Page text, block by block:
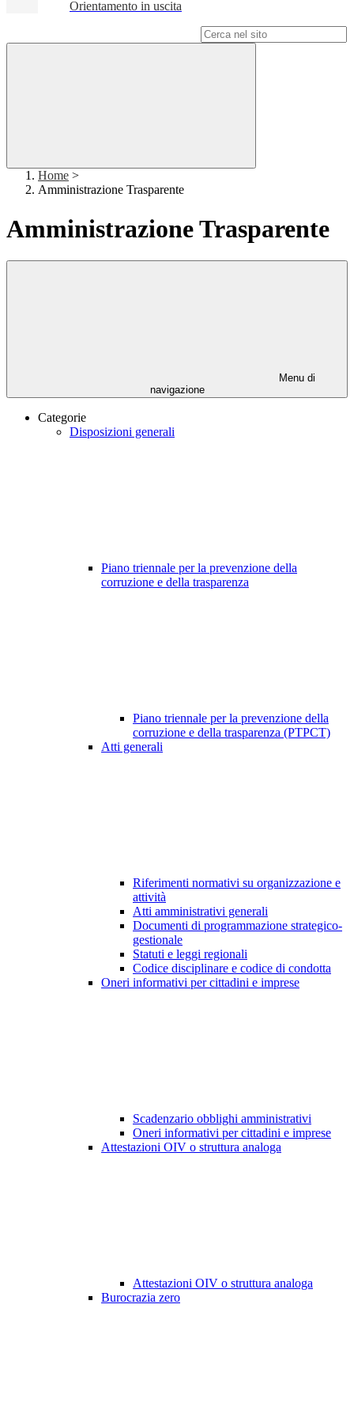
Orientamento in uscita
Home >
Amministrazione Trasparente
Amministrazione Trasparente
Menu di
navigazione
Categorie
Disposizioni generali
Piano triennale per la prevenzione della
corruzione e della trasparenza
Piano triennale per la prevenzione della
corruzione e della trasparenza (PTPCT)
Atti generali
Riferimenti normativi su organizzazione e
attività
Atti amministrativi generali
Documenti di programmazione strategico-
gestionale
Statuti e leggi regionali
Codice disciplinare e codice di condotta
Oneri informativi per cittadini e imprese
Scadenzario obblighi amministrativi
Oneri informativi per cittadini e imprese
Attestazioni OIV o struttura analoga
Attestazioni OIV o struttura analoga
Burocrazia zero